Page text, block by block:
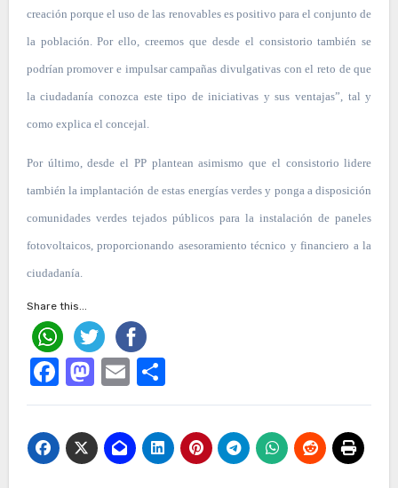
creación porque el uso de las renovables es positivo para el conjunto de
la población. Por ello, creemos que desde el consistorio también se
podrían promover e impulsar campañas divulgativas con el reto de que
la ciudadanía conozca este tipo de iniciativas y sus ventajas”, tal y
como explica el concejal.
Por último, desde el PP plantean asimismo que el consistorio lidere
también la implantación de estas energías verdes y ponga a disposición
comunidades verdes tejados públicos para la instalación de paneles
fotovoltaicos, proporcionando asesoramiento técnico y financiero a la
ciudadanía.
Share this...
Facebook
Mastodon
Email